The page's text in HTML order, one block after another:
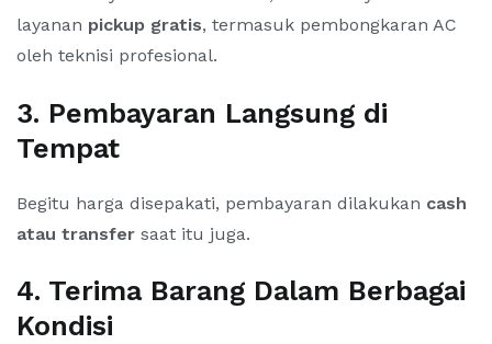
layanan pickup gratis, termasuk pembongkaran AC
oleh teknisi profesional.
3. Pembayaran Langsung di
Tempat
Begitu harga disepakati, pembayaran dilakukan cash
atau transfer saat itu juga.
4. Terima Barang Dalam Berbagai
Kondisi